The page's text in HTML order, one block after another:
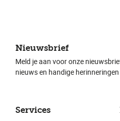
Services
Nieuwsbrief
Meld je aan voor onze
nieuws en handige